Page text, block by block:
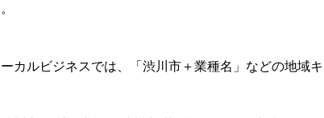
カルビジネスでは、「渋川市＋業種名」などの地域